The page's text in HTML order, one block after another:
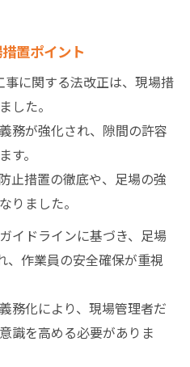
置ポイント
に関する法改正は、現場措
した。
務が強化され、隙間の許容
す。
止措置の徹底や、足場の強
りました。
イドラインに基づき、足場
、作業員の安全確保が重視
務化により、現場管理者だ
識を高める必要がありま